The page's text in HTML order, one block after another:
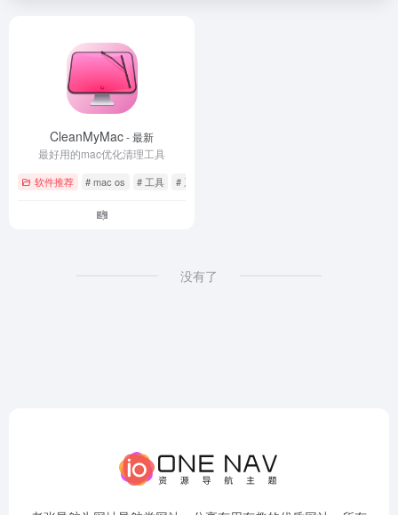
CleanMyMac- 最新
最好用的mac优化清理工具
软件推荐 # mac os # 工具 # 系统优化
没有了